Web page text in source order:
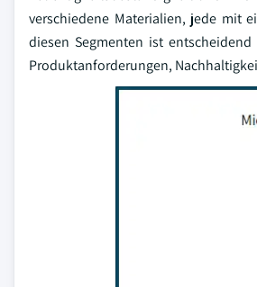
verschiedene Materialien, jede mit
diesen Segmenten ist
Produktanforderungen,